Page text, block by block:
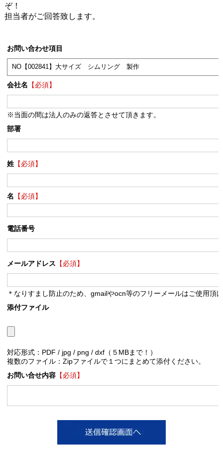
ぞ！
担当者がご回答致します。
お問い合わせ項目
会社名 【必須】
※当面の間は法人のみの返答とさせて頂きます。
部署
姓【必須】
名 【必須】
電話番号
メールアドレス 【必須】
＊なりすまし防止のため、gmailやocn等のフリーメールはご使用頂
添付ファイル
対応形式：PDF / jpg / png / dxf（５MBまで！）
複数のファイル：Zipファイルで１つにまとめて添付ください。
お問い合せ内容【必須】